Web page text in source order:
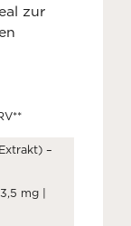
zur
–
mg |